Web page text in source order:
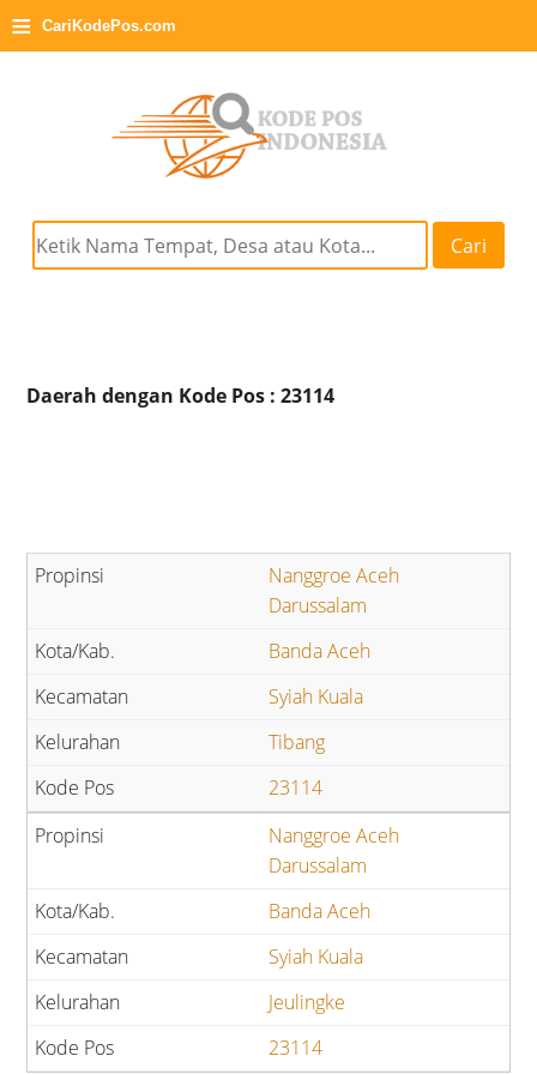
≡ CariKodePos.com
Cari
Daerah dengan Kode Pos : 23114
Nanggroe Aceh
Darussalam
Banda Aceh
Syiah Kuala
Tibang
23114
Nanggroe Aceh
Darussalam
Banda Aceh
Syiah Kuala
Jeulingke
23114